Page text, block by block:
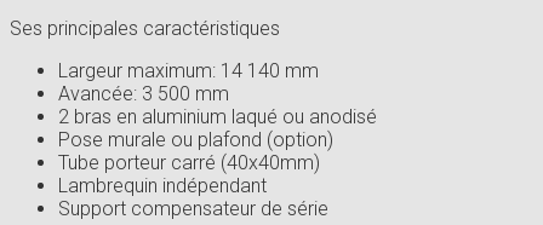
Ses principales caractéristiques
Largeur maximum: 14 140 mm
Avancée: 3 500 mm
2 bras en aluminium laqué ou anodisé
Pose murale ou plafond (option)
Tube porteur carré (40x40mm)
Lambrequin indépendant
Support compensateur de série